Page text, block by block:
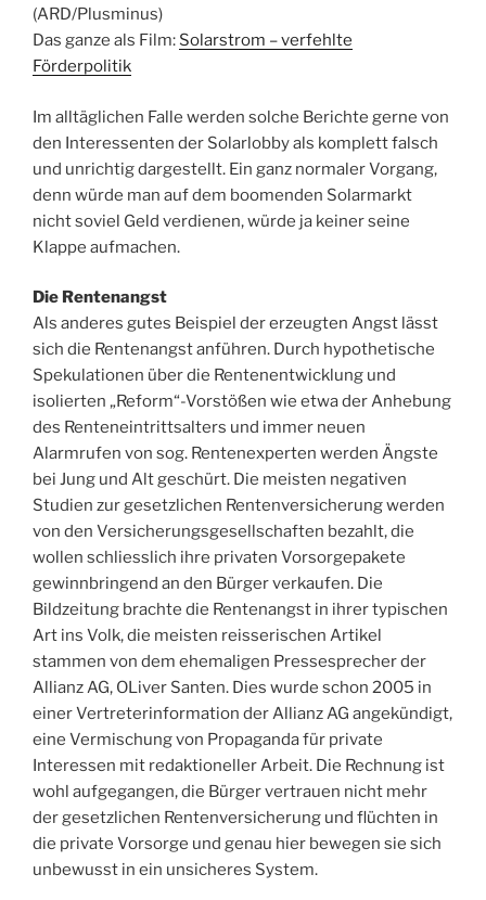
(ARD/Plusminus)
Das ganze als Film: Solarstrom – verfehlte
Förderpolitik
Im alltäglichen Falle werden solche Berichte gerne von
den Interessenten der Solarlobby als komplett falsch
und unrichtig dargestellt. Ein ganz normaler Vorgang,
denn würde man auf dem boomenden Solarmarkt
nicht soviel Geld verdienen, würde ja keiner seine
Klappe aufmachen.
Die Rentenangst
Als anderes gutes Beispiel der erzeugten Angst lässt
sich die Rentenangst anführen. Durch hypothetische
Spekulationen über die Rentenentwicklung und
isolierten „Reform“-Vorstößen wie etwa der Anhebung
des Renteneintrittsalters und immer neuen
Alarmrufen von sog. Rentenexperten werden Ängste
bei Jung und Alt geschürt. Die meisten negativen
Studien zur gesetzlichen Rentenversicherung werden
von den Versicherungsgesellschaften bezahlt, die
wollen schliesslich ihre privaten Vorsorgepakete
gewinnbringend an den Bürger verkaufen. Die
Bildzeitung brachte die Rentenangst in ihrer typischen
Art ins Volk, die meisten reisserischen Artikel
stammen von dem ehemaligen Pressesprecher der
Allianz AG, OLiver Santen. Dies wurde schon 2005 in
einer Vertreterinformation der Allianz AG angekündigt,
eine Vermischung von Propaganda für private
Interessen mit redaktioneller Arbeit. Die Rechnung ist
wohl aufgegangen, die Bürger vertrauen nicht mehr
der gesetzlichen Rentenversicherung und flüchten in
die private Vorsorge und genau hier bewegen sie sich
unbewusst in ein unsicheres System.